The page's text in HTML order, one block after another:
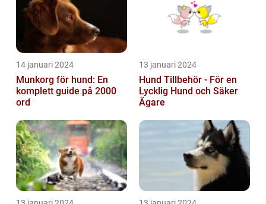
14 januari 2024
Munkorg för hund: En
komplett guide på 2000
ord
13 januari 2024
Hund Tillbehör - För en
Lycklig Hund och Säker
Ägare